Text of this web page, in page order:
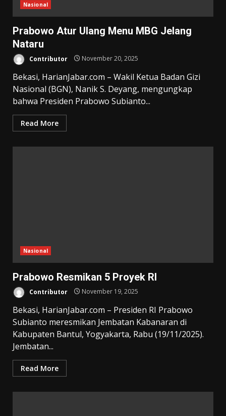
Nasional
Prabowo Atur Ulang Menu MBG Jelang
Nataru
Contributor November 20, 2025
Bekasi, HarianJabar.com – Wakil Ketua Badan Gizi
Nasional (BGN), Nanik S. Deyang, mengungkap
bahwa Presiden Prabowo Subianto...
Read More
Nasional
Prabowo Resmikan 5 Proyek RI
Contributor November 19, 2025
Bekasi, HarianJabar.com – Presiden RI Prabowo
Subianto meresmikan Jembatan Kabanaran di
Kabupaten Bantul, Yogyakarta, Rabu (19/11/2025).
Jembatan...
Read More